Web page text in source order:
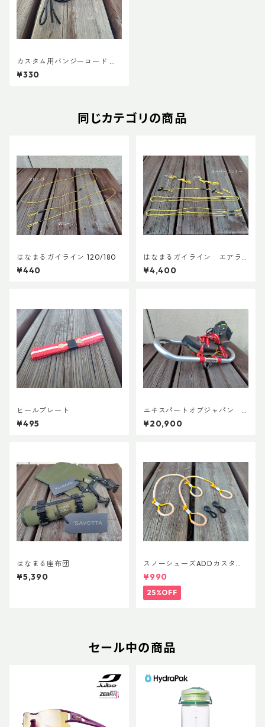
カスタム用バンジーコード 交
換ショックコード
¥330
同じカテゴリの商品
はなまるガイライン 120/180
¥440
はなまるガイライン エアラ
イズ張り綱セット
¥4,400
ヒールプレート
¥495
エキスパートオブジャパン
スノーシューズL ADDカスタ
ムVer.5
¥20,900
はなまる座布団
¥5,390
スノーシューズADDカスタム
Ver.5用 オリジナルカスタムヒ
ールパーツ
¥990
25%OFF
セール中の商品